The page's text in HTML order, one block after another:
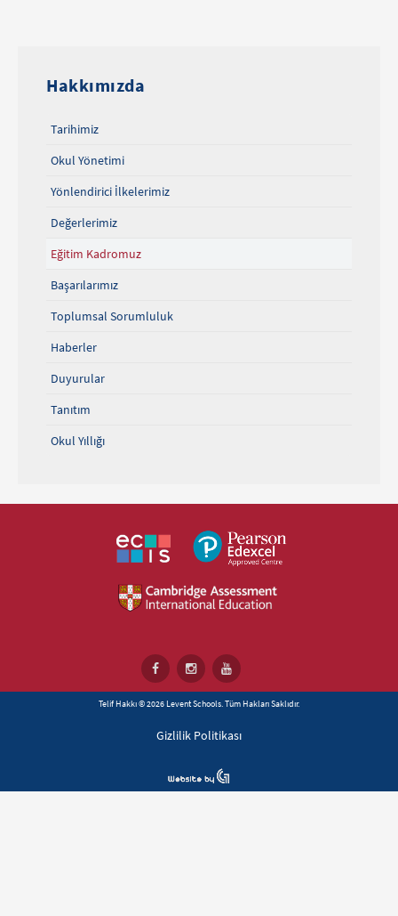
Hakkımızda
Tarihimiz
Okul Yönetimi
Yönlendirici İlkelerimiz
Değerlerimiz
Eğitim Kadromuz
Başarılarımız
Toplumsal Sorumluluk
Haberler
Duyurular
Tanıtım
Okul Yıllığı
Telif Hakkı © 2026 Levent Schools. Tüm Hakları Saklıdır.
Gizlilik Politikası